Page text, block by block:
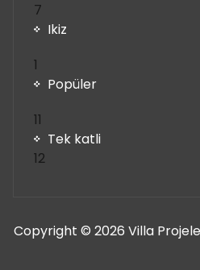
7
ürün
Ikiz
1
ürün
Popüler
11
ürün
Tek katli
1212
Copyright © 2026 Villa